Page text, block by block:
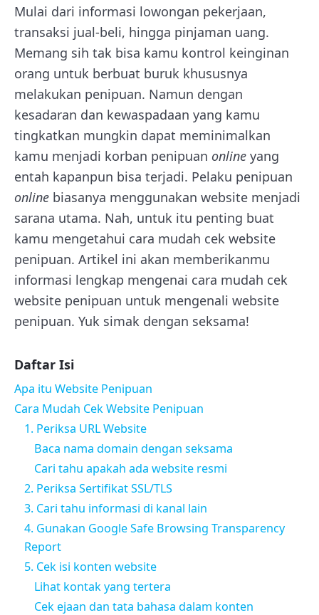
Mulai dari informasi lowongan pekerjaan,
transaksi jual-beli, hingga pinjaman uang.
Memang sih tak bisa kamu kontrol keinginan
orang untuk berbuat buruk khususnya
melakukan penipuan. Namun dengan
kesadaran dan kewaspadaan yang kamu
tingkatkan mungkin dapat meminimalkan
kamu menjadi korban penipuan online yang
entah kapanpun bisa terjadi. Pelaku penipuan
online biasanya menggunakan website menjadi
sarana utama. Nah, untuk itu penting buat
kamu mengetahui cara mudah cek website
penipuan. Artikel ini akan memberikanmu
informasi lengkap mengenai cara mudah cek
website penipuan untuk mengenali website
penipuan. Yuk simak dengan seksama!
Daftar Isi
Apa itu Website Penipuan
Cara Mudah Cek Website Penipuan
1. Periksa URL Website
Baca nama domain dengan seksama
Cari tahu apakah ada website resmi
2. Periksa Sertifikat SSL/TLS
3. Cari tahu informasi di kanal lain
4. Gunakan Google Safe Browsing Transparency
Report
5. Cek isi konten website
Lihat kontak yang tertera
Cek ejaan dan tata bahasa dalam konten